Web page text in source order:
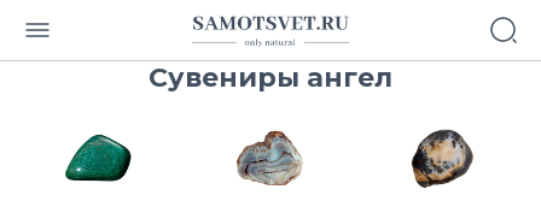
Сувениры ангел